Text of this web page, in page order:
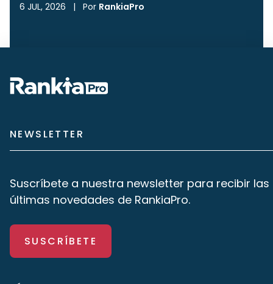
6 JUL, 2026 | Por RankiaPro
NEWSLETTER
Suscríbete a nuestra newsletter para recibir las
últimas novedades de RankiaPro.
SUSCRÍBETE